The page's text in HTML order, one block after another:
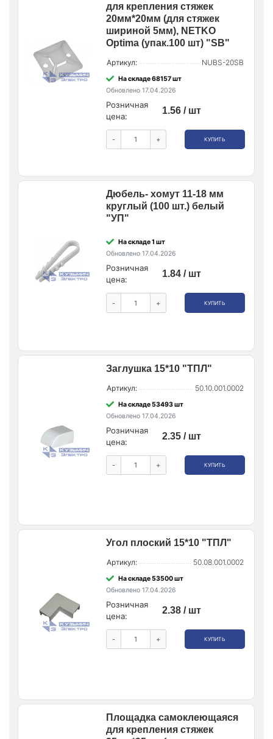
для крепления стяжек
20мм*20мм (для стяжек
шириной 5мм), NETKO
Optima (упак.100 шт) "SB"
Артикул: NUBS-20SB
На складе 68157 шт
Обновлено 17.04.2026
Розничная
цена:
1.56 / шт
- + КУПИТЬ
Дюбель- хомут 11-18 мм
круглый (100 шт.) белый
"УП"
На складе 1 шт
Обновлено 17.04.2026
Розничная
цена:
1.84 / шт
- + КУПИТЬ
Заглушка 15*10 "ТПЛ"
Артикул: 50.10.001.0002
На складе 53493 шт
Обновлено 17.04.2026
Розничная
цена:
2.35 / шт
- + КУПИТЬ
Угол плоский 15*10 "ТПЛ"
Артикул: 50.08.001.0002
На складе 53500 шт
Обновлено 17.04.2026
Розничная
цена:
2.38 / шт
- + КУПИТЬ
Площадка самоклеющаяся
для крепления стяжек